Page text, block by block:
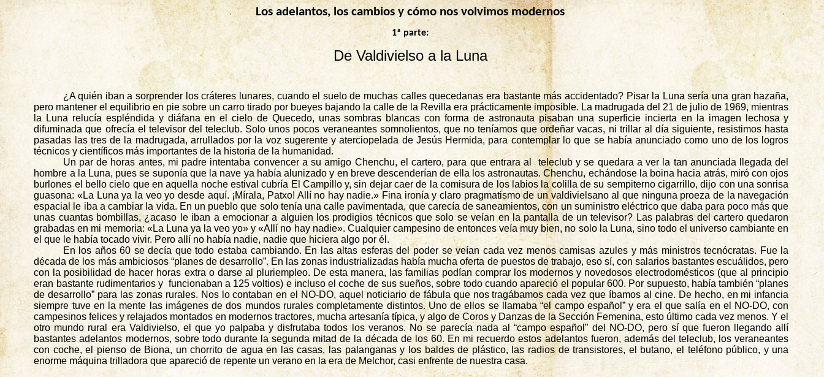
Los adelantos, los cambios y cómo nos volvimos modernos
1ª parte:
De Valdivielso a la Luna
¿A quién iban a sorprender los cráteres lunares, cuando el suelo de muchas callesquecedanas era bastante más accidentado? Pisar la Luna sería una gran hazaña,
pero mantener el equilibrio en pie sobre un carro tirado por bueyes bajando la calle de la Revilla era prácticamente imposible. La madrugada del 21 de julio de 1969, mientras
la Luna relucía espléndida y diáfana en el cielo de Quecedo, unas sombras blancas con forma de astronauta pisaban una superficie incierta en la imagen lechosa y
difuminada que ofrecía el televisor del teleclub. Solo unos pocos veraneantes somnolientos, que no teníamos que ordeñar vacas, ni trillar al día siguiente, resistimos hasta
pasadas las tres de la madrugada, arrullados por la voz sugerente y aterciopelada de Jesús Hermida, para contemplar lo que se había anunciado como uno de los logros
técnicos y científicos más importantes de la historia de la humanidad.
Un par de horas antes, mi padre intentaba convencer a su amigo Chenchu, el cartero, para que entrara al
teleclub y se quedara a ver la tan anunciada llegada del
hombre a la Luna, pues se suponía que la nave ya había alunizado y en breve descenderían de ella los astronautas.Chenchu, echándose la boina hacia atrás, miró con ojos
burlones el bello cielo que en aquella noche estival cubría El Campillo y, sin dejar caer de la comisura de los labios la colilla de su sempiterno cigarrillo, dijo con una sonrisa
guasona: «La Luna ya la veo yo desde aquí. ¡Mírala, Patxo! Allí no hay nadie.» Fina ironía y claro pragmatismo de unvaldivielsanoal que ninguna proeza de la navegación
espacial le iba a cambiar la vida. En un pueblo que solo tenía una calle pavimentada, que carecía de saneamientos, con un suministro eléctrico que daba para poco más que
unas cuantas bombillas, ¿acaso le iban a emocionar a alguien los prodigios técnicos que solo se veían en la pantalla de un televisor? Las palabras del cartero quedaron
grabadas en mi memoria: «La Luna ya la veo yo» y «Allí no hay nadie». Cualquier campesino de entonces veía muy bien, no solo la Luna, sino todo el universo cambiante en
el que le había tocado vivir. Pero allí no había nadie, nadie que hiciera algo por él.
En los años 60 se decía que todo estaba cambiando. En las altas esferas del poder se veían cada vez menos camisas azules y más ministros tecnócratas. Fue la
década de los más ambiciosos “planes de desarrollo”. En las zonas industrializadas había mucha oferta de puestos de trabajo, eso sí, con salarios bastantes escuálidos, pero
con la posibilidad de hacer horas extra o darse al pluriempleo. De esta manera, las familias podían comprar los modernos y novedosos electrodomésticos (que al principio
eran bastante rudimentarios y funcionaban a 125 voltios) e incluso el coche de sus sueños, sobre todo cuando apareció el popular 600. Por supuesto, había también “planes
de desarrollo” para las zonas rurales. Nos lo contaban en el NO-DO, aquel noticiario de fábula que nos tragábamos cada vez que íbamos al cine. De hecho, en mi infancia
siempre tuve en la mente las imágenes de dos mundos rurales completamente distintos. Uno de ellos se llamaba “el campo español” y era el que salía en el NO-DO, con
campesinos felices y relajados montados en modernos tractores, mucha artesanía típica, y algo de Coros y Danzas de la Sección Femenina, esto último cada vez menos. Y el
otro mundo rural era Valdivielso, el que yo palpaba y disfrutaba todos los veranos. No se parecía nada al “campo español” del NO-DO, pero sí que fueron llegando allí
bastantes adelantos modernos, sobre todo durante la segunda mitad de la década de los 60. En mi recuerdo estos adelantos fueron, además del teleclub, los veraneantes
con coche, el pienso de Biona, un chorrito de agua en las casas, las palanganas y los baldes de plástico, las radios de transistores, el butano, el teléfono público, y una
enorme máquina trilladora que apareció de repente un verano en la era de Melchor, casi enfrente de nuestra casa.